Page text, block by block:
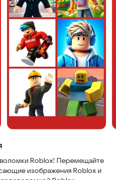
Roblox! Перемещайте
изображения Roblox и